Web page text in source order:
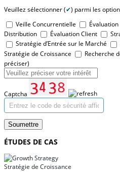
Veuillez sélectionner (✔) parmi les
Veille Concurrentielle
Distribution
Évaluation Client
Stratégie d’Entrée sur le Marché
Stratégie de Croissance
Recherche
préciser)
Captcha
Soumettre
ÉTUDES DE CAS
Stratégie de Croissance